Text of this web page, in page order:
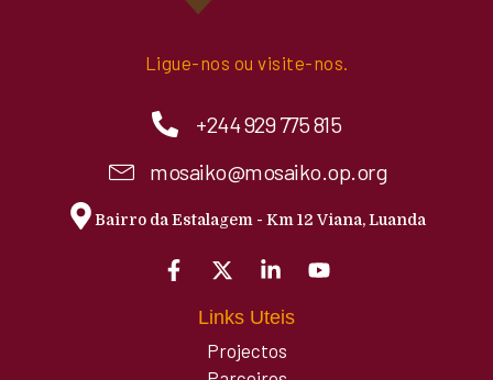
Ligue-nos ou visite-nos.
+244 929 775 815
mosaiko@mosaiko.op.org
Bairro da Estalagem - Km 12 Viana, Luanda
Links Uteis
Projectos